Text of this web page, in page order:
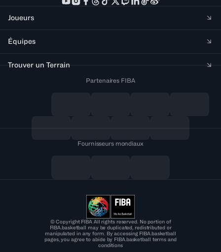
Joueurs
Équipes
Trouver un Terrain
Partenaires FIBA
Fournisseurs mondiaux
© Copyright FIBA All rights reserved. No portion of
FIBA.basketball may be duplicated, redistributed or
manipulated in any form. By accessing FIBA.basketball
pages, you agree to abide by FIBA.basketball terms and
conditions